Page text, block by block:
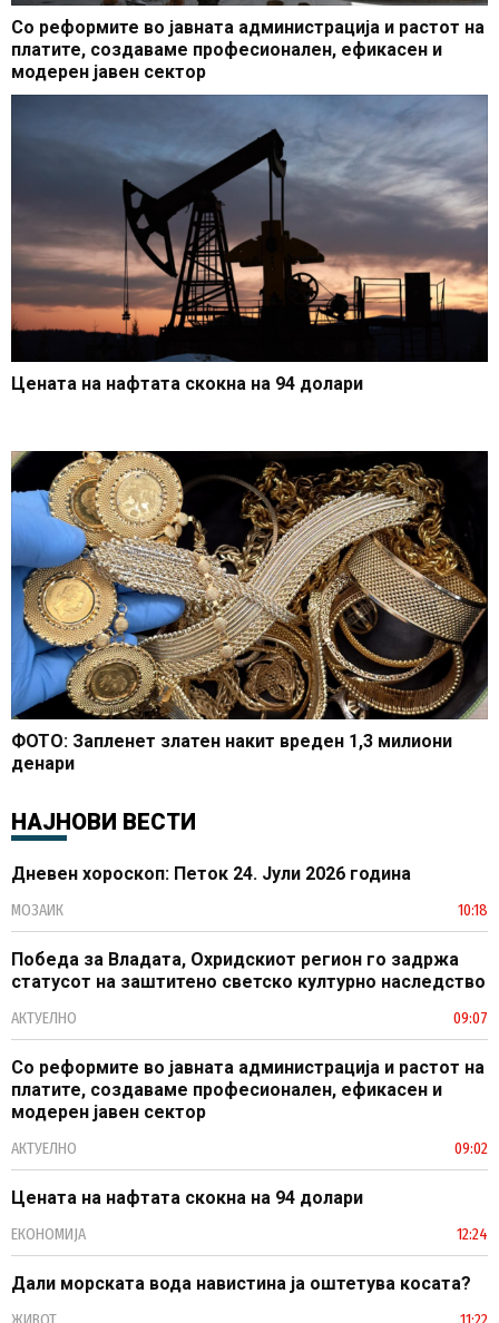
Со реформите во јавната администрација и растот на
платите, создаваме професионален, ефикасен и
модерен јавен сектор
Цената на нафтата скокна на 94 долари
ФОТО: Запленет златен накит вреден 1,3 милиони
денари
НАЈНОВИ ВЕСТИ
Дневен хороскоп: Петок 24. Јули 2026 година
МОЗАИК 10:18
Победа за Владата, Охридскиот регион го задржа
статусот на заштитено светско културно наследство
АКТУЕЛНО 09:07
Со реформите во јавната администрација и растот на
платите, создаваме професионален, ефикасен и
модерен јавен сектор
АКТУЕЛНО 09:02
Цената на нафтата скокна на 94 долари
ЕКОНОМИЈА 12:24
Дали морската вода навистина ја оштетува косата?